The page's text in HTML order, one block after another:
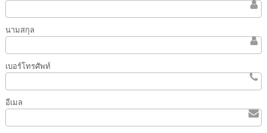
นามสกุล
เบอร์โทรศัพท์
อีเมล